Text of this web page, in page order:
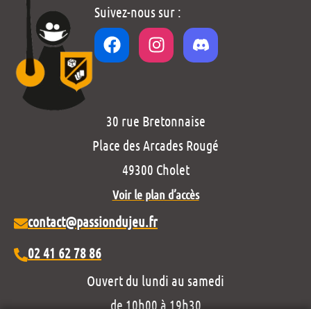
Suivez-nous sur :
30 rue Bretonnaise
Place des Arcades Rougé
49300 Cholet
Voir le plan d’accès
contact@passiondujeu.fr
02 41 62 78 86
Ouvert du lundi au samedi
de 10h00 à 19h30